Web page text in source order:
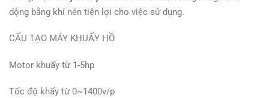
dộng bằng khí nén tiện lợi cho việc sử dụng.
CẤU TẠO MÁY KHUẤY HỒ
Motor khuấy từ 1-5hp
Tốc độ khấy từ 0~1400v/p